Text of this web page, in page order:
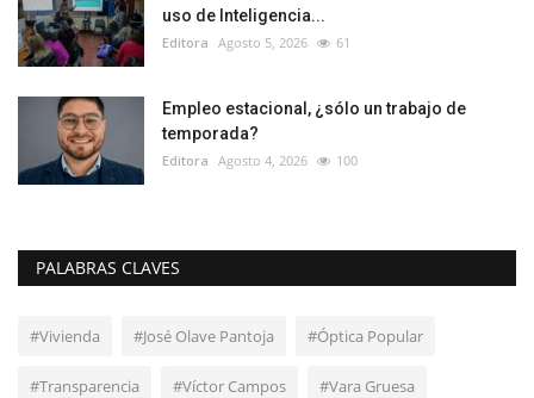
uso de Inteligencia...
Editora Agosto 5, 2026 61
Empleo estacional, ¿sólo un trabajo de
temporada?
Editora Agosto 4, 2026 100
PALABRAS CLAVES
#Vivienda #José Olave Pantoja #Óptica Popular
#Transparencia #Víctor Campos #Vara Gruesa